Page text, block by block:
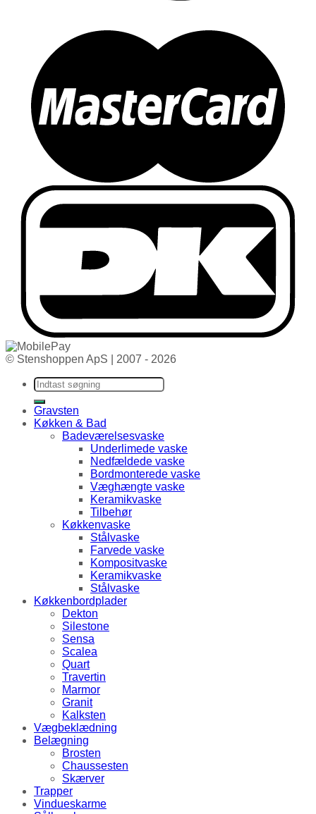
© Stenshoppen ApS | 2007 - 2026
Søg efter:
Gravsten
Køkken & Bad
Badeværelsesvaske
Underlimede vaske
Nedfældede vaske
Bordmonterede vaske
Væghængte vaske
Keramikvaske
Tilbehør
Køkkenvaske
Stålvaske
Farvede vaske
Kompositvaske
Keramikvaske
Stålvaske
Køkkenbordplader
Dekton
Silestone
Sensa
Scalea
Quart
Travertin
Marmor
Granit
Kalksten
Vægbeklædning
Belægning
Brosten
Chaussesten
Skærver
Trapper
Vindueskarme